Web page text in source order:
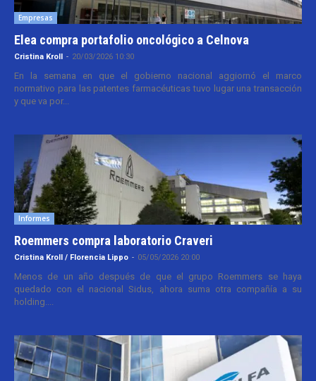
Empresas
Elea compra portafolio oncológico a Celnova
Cristina Kroll - 20/03/2026 10:30
En la semana en que el gobierno nacional aggiornó el marco
normativo para las patentes farmacéuticas tuvo lugar una transacción
y que va por...
Informes
Roemmers compra laboratorio Craveri
Cristina Kroll / Florencia Lippo - 05/05/2026 20:00
Menos de un año después de que el grupo Roemmers se haya
quedado con el nacional Sidus, ahora suma otra compañía a su
holding....